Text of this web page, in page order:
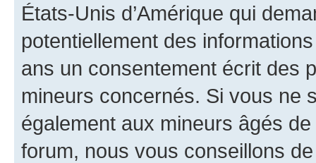
États-Unis d’Amérique qui
potentiellement des
ans un consentement écrit des
mineurs concernés. Si vous ne
également aux mineurs âgés
forum, nous vous conseillons